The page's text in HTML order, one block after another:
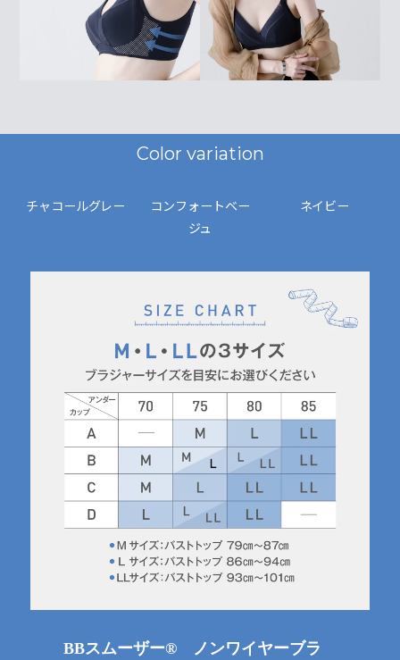
Color variation
チャコールグレー
コンフォートベー
ジュ
ネイビー
BBスムーザー® ノンワイヤーブラ